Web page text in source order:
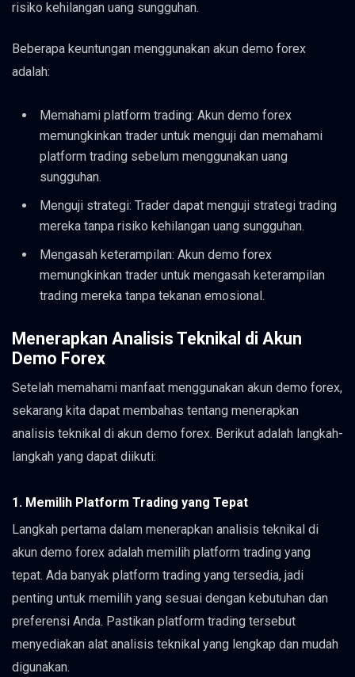
risiko kehilangan uang sungguhan.
Beberapa keuntungan menggunakan akun demo forex
adalah:
Memahami platform trading: Akun demo forex
memungkinkan trader untuk menguji dan memahami
platform trading sebelum menggunakan uang
sungguhan.
Menguji strategi: Trader dapat menguji strategi trading
mereka tanpa risiko kehilangan uang sungguhan.
Mengasah keterampilan: Akun demo forex
memungkinkan trader untuk mengasah keterampilan
trading mereka tanpa tekanan emosional.
Menerapkan Analisis Teknikal di Akun
Demo Forex
Setelah memahami manfaat menggunakan akun demo forex,
sekarang kita dapat membahas tentang menerapkan
analisis teknikal di akun demo forex. Berikut adalah langkah-
langkah yang dapat diikuti:
1. Memilih Platform Trading yang Tepat
Langkah pertama dalam menerapkan analisis teknikal di
akun demo forex adalah memilih platform trading yang
tepat. Ada banyak platform trading yang tersedia, jadi
penting untuk memilih yang sesuai dengan kebutuhan dan
preferensi Anda. Pastikan platform trading tersebut
menyediakan alat analisis teknikal yang lengkap dan mudah
digunakan.